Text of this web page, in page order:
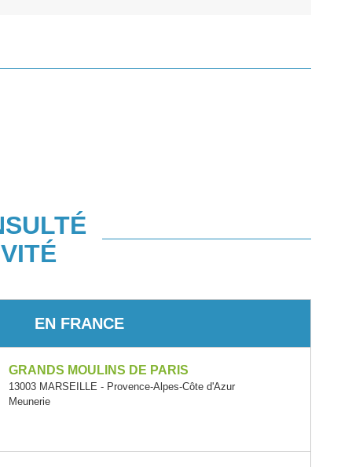
EN FRANCE
GRANDS MOULINS DE PARIS
13003 MARSEILLE - Provence-Alpes-Côte d'Azur
Meunerie